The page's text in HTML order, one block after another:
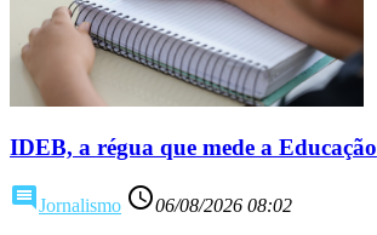
IDEB, a régua que mede a Educação
comment Jornalismo access_time06/08/2026 08:02